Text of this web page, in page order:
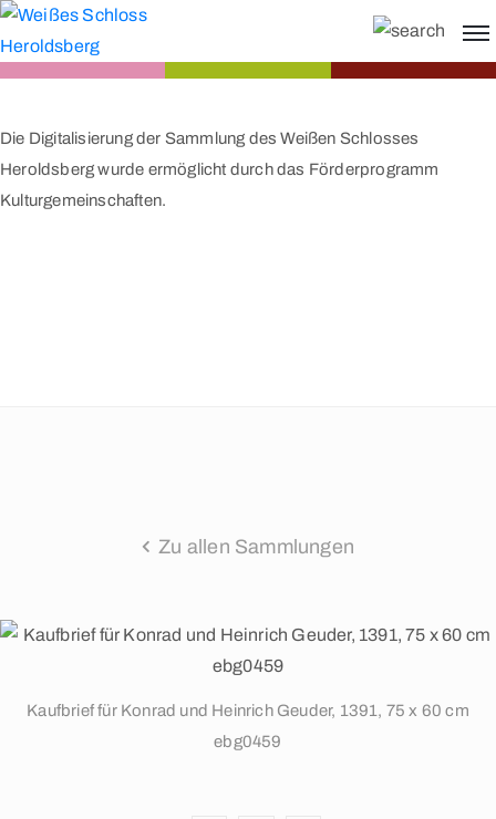
Die Digitalisierung der Sammlung des Weißen Schlosses
Heroldsberg wurde ermöglicht durch das Förderprogramm
Kulturgemeinschaften.
Zu allen Sammlungen
Kaufbrief für Konrad und Heinrich Geuder, 1391, 75 x 60 cm
ebg0459